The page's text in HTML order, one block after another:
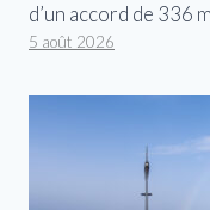
d’un accord de 336
5 août 2026